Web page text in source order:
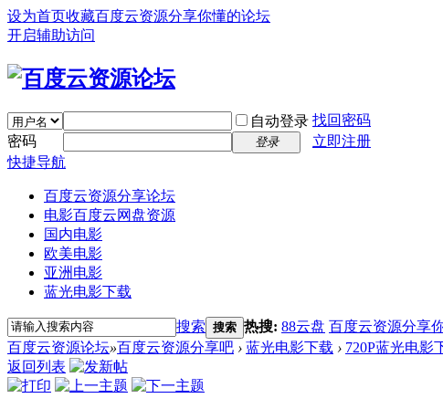
设为首页收藏百度云资源分享你懂的论坛
开启辅助访问
自动登录 找回密码
密码
登录
立即注册
快捷导航
百度云资源分享论坛
电影百度云网盘资源
国内电影
欧美电影
亚洲电影
蓝光电影下载
搜索 搜索 热搜: 88云盘 百度云资源分享
百度云资源论坛»百度云资源分享吧 › 蓝光电影下载 › 720P蓝光电影
返回列表